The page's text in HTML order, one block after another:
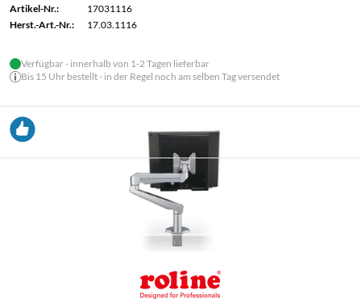
Artikel-Nr.:
17031116
Herst.-Art.-Nr.:
17.03.1116
Verfügbar - innerhalb von 1-2 Tagen lieferbar
Bis 15 Uhr bestellt - in der Regel noch am selben Tag versendet